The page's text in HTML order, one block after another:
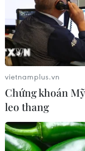
Phát hiện lỗ
loạt trình
Doanh thu AI
vào đối tác
AI của
giả danh tính
Các tập đoàn
AI mới của
vietnamplus.vn
Chứng khoán
leo thang